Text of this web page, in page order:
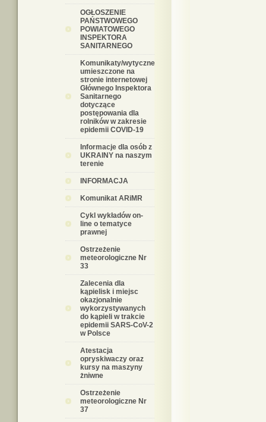
OGŁOSZENIE
PAŃSTWOWEGO
POWIATOWEGO
INSPEKTORA
SANITARNEGO
Komunikaty/wytyczne
umieszczone na
stronie internetowej
Głównego Inspektora
Sanitarnego
dotyczące
postępowania dla
rolników w zakresie
epidemii COVID-19
Informacje dla osób z
UKRAINY na naszym
terenie
INFORMACJA
Komunikat ARiMR
Cykl wykładów on-
line o tematyce
prawnej
Ostrzeżenie
meteorologiczne Nr
33
Zalecenia dla
kąpielisk i miejsc
okazjonalnie
wykorzystywanych
do kąpieli w trakcie
epidemii SARS-CoV-2
w Polsce
Atestacja
opryskiwaczy oraz
kursy na maszyny
żniwne
Ostrzeżenie
meteorologiczne Nr
37